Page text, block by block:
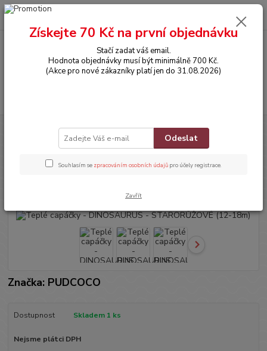
0,00 Kč
BOTIČKY
Teplé capáčky - DINOSAURUS - STARORŮŽOVÉ (12-
Teplé capáčky - DINOSAURUS -
Značka: PUDCOCO
Dostupnost Skladem 1 ks
Nejsme plátci DPH
Získejte 70 Kč na první objednávku
Stačí zadat váš email.
Hodnota objednávky musí být minimálně 700 Kč.
(Akce pro nové zákazníky platí jen do 31.08.2026)
Odeslat
Souhlasím se zpracováním osobních údajů pro účely registrace.
Zavřít